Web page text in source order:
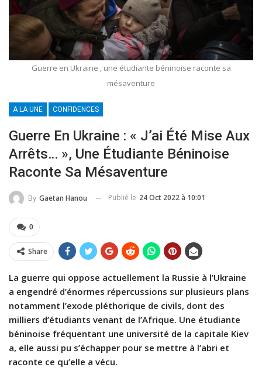
Guerre en Ukraine , une étudiante béninoise raconte sa
mésaventure
A LA UNE CONFIDENCES
Guerre En Ukraine : « J’ai Été Mise Aux
Arrêts… », Une Étudiante Béninoise
Raconte Sa Mésaventure
By Gaetan Hanou Publié le 24 Oct 2022 à 10:01
0
Share
La guerre qui oppose actuellement la Russie à l’Ukraine
a engendré d’énormes répercussions sur plusieurs plans
notamment l’exode pléthorique de civils, dont des
milliers d’étudiants venant de l’Afrique. Une étudiante
béninoise fréquentant une université de la capitale Kiev
a, elle aussi pu s’échapper pour se mettre à l’abri et
raconte ce qu’elle a vécu.